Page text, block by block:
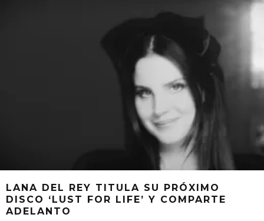
LANA DEL REY TITULA SU PRÓXIMO
DISCO ‘LUST FOR LIFE’ Y COMPARTE
ADELANTO